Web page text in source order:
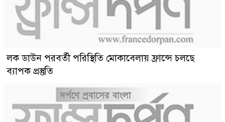
লক ডাউন পরবর্তী পরিস্থিতি মোকাবেলায় ফ্রান্সে চলছে
ব্যাপক প্রস্তুতি